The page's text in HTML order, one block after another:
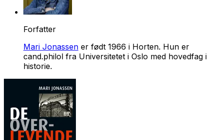
Forfatter
Mari Jonassen er født 1966 i Horten. Hun er
cand.philol fra Universitetet i Oslo med hovedfag i
historie.